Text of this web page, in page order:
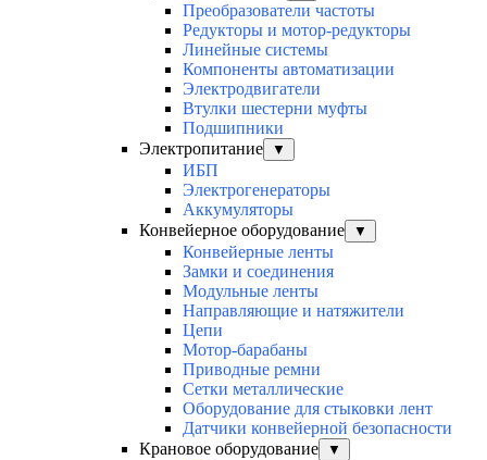
Преобразователи частоты
Редукторы и мотор-редукторы
Линейные системы
Компоненты автоматизации
Электродвигатели
Втулки шестерни муфты
Подшипники
Электропитание
▼
ИБП
Электрогенераторы
Аккумуляторы
Конвейерное оборудование
▼
Конвейерные ленты
Замки и соединения
Модульные ленты
Направляющие и натяжители
Цепи
Мотор-барабаны
Приводные ремни
Сетки металлические
Оборудование для стыковки лент
Датчики конвейерной безопасности
Крановое оборудование
▼